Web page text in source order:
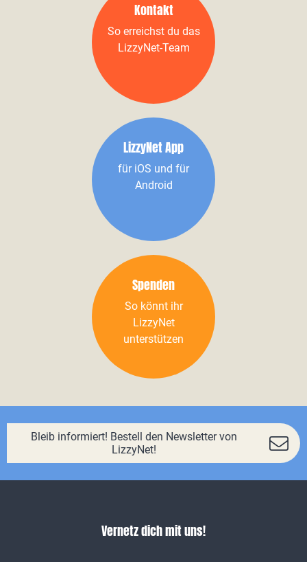
Kontakt
So erreichst du das
LizzyNet-Team
LizzyNet App
für iOS und für
Android
Spenden
So könnt ihr
LizzyNet
unterstützen
Bleib informiert! Bestell den Newsletter von
LizzyNet!
Vernetz dich mit uns!